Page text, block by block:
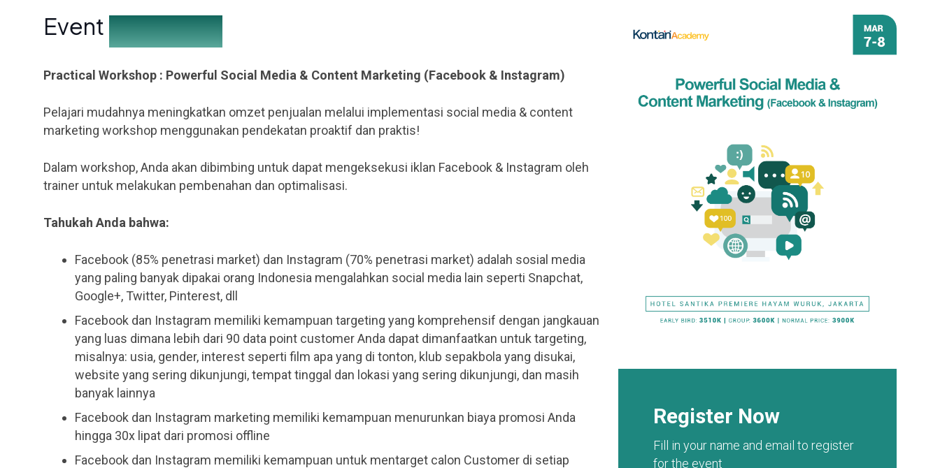
Event Description
Practical Workshop : Powerful Social Media & Content Marketing (Facebook & Instagram)
Pelajari mudahnya meningkatkan omzet penjualan melalui implementasi social media & content
marketing workshop menggunakan pendekatan proaktif dan praktis!
Dalam workshop, Anda akan dibimbing untuk dapat mengeksekusi iklan Facebook & Instagram oleh
trainer untuk melakukan pembenahan dan optimalisasi.
Tahukah Anda bahwa:
Facebook (85% penetrasi market) dan Instagram (70% penetrasi market) adalah sosial media
yang paling banyak dipakai orang Indonesia mengalahkan social media lain seperti Snapchat,
Google+, Twitter, Pinterest, dll
Facebook dan Instagram memiliki kemampuan targeting yang komprehensif dengan jangkauan
yang luas dimana lebih dari 90 data point customer Anda dapat dimanfaatkan untuk targeting,
misalnya: usia, gender, interest seperti film apa yang di tonton, klub sepakbola yang disukai,
website yang sering dikunjungi, tempat tinggal dan lokasi yang sering dikunjungi, dan masih
banyak lainnya
Facebook dan Instagram marketing memiliki kemampuan menurunkan biaya promosi Anda
hingga 30x lipat dari promosi offline
Facebook dan Instagram memiliki kemampuan untuk mentarget calon Customer di setiap
Register Now
Fill in your name and email to register
for the event